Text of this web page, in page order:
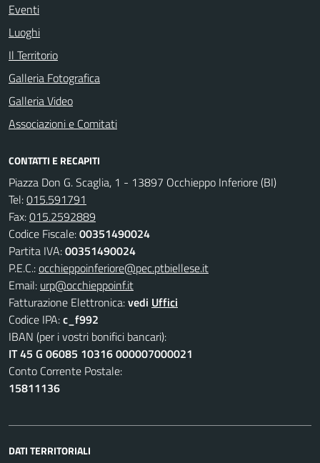
Eventi
Luoghi
Il Territorio
Galleria Fotografica
Galleria Video
Associazioni e Comitati
CONTATTI E RECAPITI
Piazza Don G. Scaglia, 1 - 13897 Occhieppo Inferiore (BI)
Tel:015.591791
Fax:015.2592889
Codice Fiscale:00351490024
Partita IVA:00351490024
P.E.C.:occhieppoinferiore@pec.ptbiellese.it
Email: urp@occhieppoinf.it
Fatturazione Elettronica:vedi Uffici
Codice IPA:c_f992
IBAN (per i vostri bonifici bancari):
IT 45 G 06085 10316 000007000021
Conto Corrente Postale:
15811136
DATI TERRITORIALI